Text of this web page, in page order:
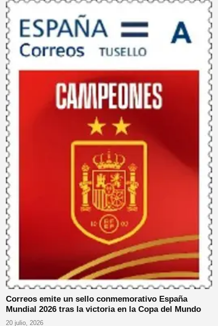
Correos emite un sello conmemorativo España
Mundial 2026 tras la victoria en la Copa del Mundo
20 julio, 2026